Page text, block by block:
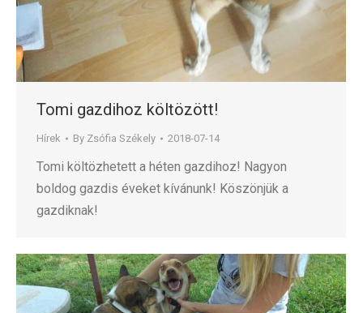
Tomi gazdihoz költözött!
Hírek By Zsófia Székely 2018-07-14
Tomi költözhetett a héten gazdihoz! Nagyon
boldog gazdis éveket kívánunk! Köszönjük a
gazdiknak!